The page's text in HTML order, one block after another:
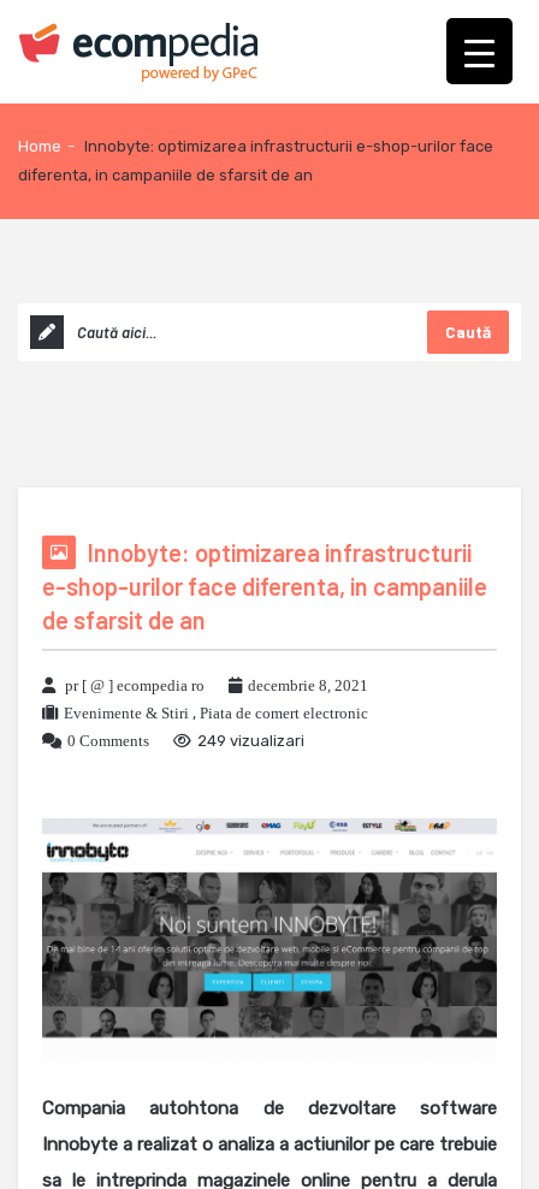
Home - Innobyte: optimizarea infrastructurii e-shop-urilor face
diferenta, in campaniile de sfarsit de an
Caută
Innobyte: optimizarea infrastructurii
e-shop-urilor face diferenta, in campaniile
de sfarsit de an
pr [ @ ] ecompedia ro
decembrie 8, 2021
Evenimente & Stiri , Piata de comert electronic
0 Comments
249 vizualizari
Compania autohtona de dezvoltare software
Innobyte a realizat o analiza a actiunilor pe care trebuie
sa le intreprinda magazinele online pentru a derula